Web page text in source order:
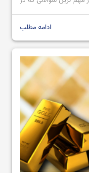
در سال 2024
از این دو می توانند
ادامه مطلب